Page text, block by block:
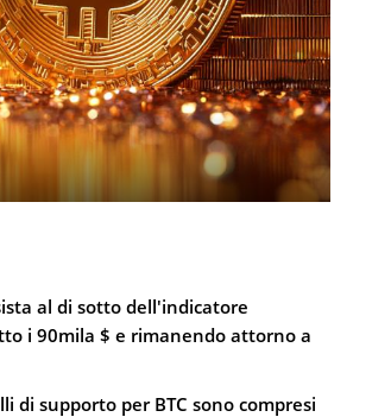
al di sotto dell'indicatore
i 90mila $ e rimanendo attorno a
di supporto per BTC sono compresi